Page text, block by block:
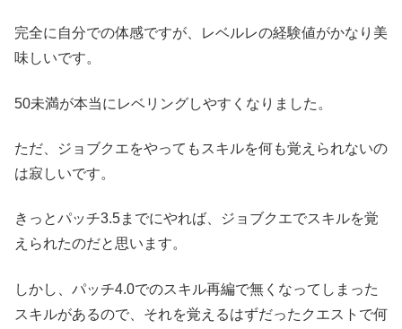
完全に自分での体感ですが、レベルレの経験値がかなり美
味しいです。
50未満が本当にレベリングしやすくなりました。
ただ、ジョブクエをやってもスキルを何も覚えられないの
は寂しいです。
きっとパッチ3.5までにやれば、ジョブクエでスキルを覚
えられたのだと思います。
しかし、パッチ4.0でのスキル再編で無くなってしまった
スキルがあるので、それを覚えるはずだったクエストで何